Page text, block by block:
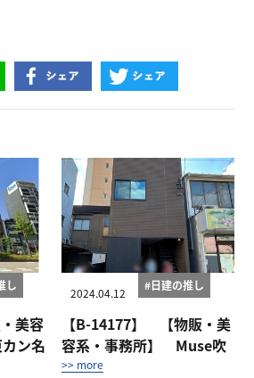
し
美容
ン名
2024.04.12
#日建の推し
【B-14177】 【物販・美
容系・事務所】 Muse吹
上 1階
>> more